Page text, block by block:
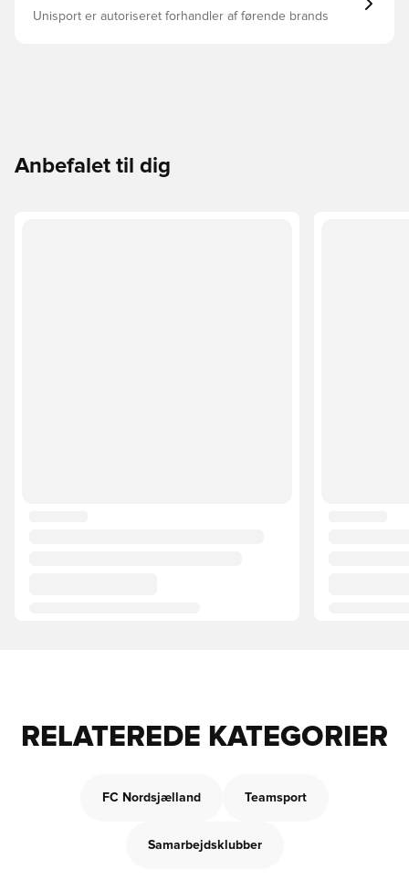
Unisport er autoriseret forhandler af førende brands
Anbefalet til dig
RELATEREDE KATEGORIER
FC Nordsjælland Teamsport
Samarbejdsklubber